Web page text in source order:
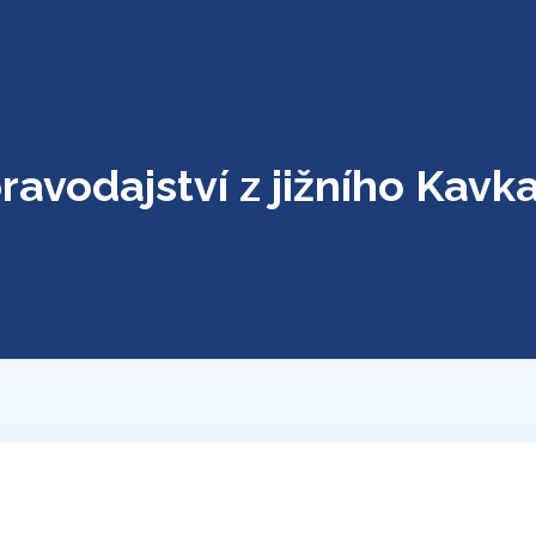
z jižního